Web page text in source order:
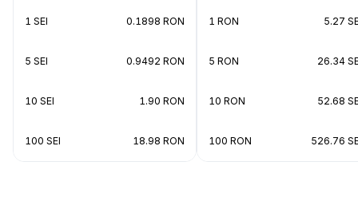
1 SEI 0.1898 RON
5 SEI 0.9492 RON
10 SEI 1.90 RON
100 SEI 18.98 RON
1 RON 5.27
5 RON 26.34
10 RON 52.68
100 RON 526.76